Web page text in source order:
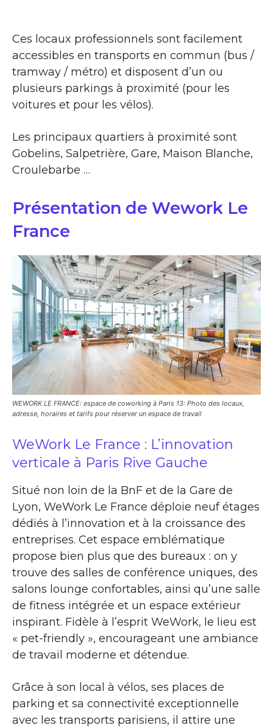
Ces locaux professionnels sont facilement
accessibles en transports en commun (bus /
tramway / métro) et disposent d’un ou
plusieurs parkings à proximité (pour les
voitures et pour les vélos).
Les principaux quartiers à proximité sont
Gobelins, Salpetrière, Gare, Maison Blanche,
Croulebarbe …
Présentation de Wework Le
France
WEWORK LE FRANCE: espace de coworking à Paris 13: Photo des locaux,
adresse, horaires et tarifs pour réserver un espace de travail
WeWork Le France : L’innovation
verticale à Paris Rive Gauche
Situé non loin de la BnF et de la Gare de
Lyon, WeWork Le France déploie neuf étages
dédiés à l’innovation et à la croissance des
entreprises. Cet espace emblématique
propose bien plus que des bureaux : on y
trouve des salles de conférence uniques, des
salons lounge confortables, ainsi qu’une salle
de fitness intégrée et un espace extérieur
inspirant. Fidèle à l’esprit WeWork, le lieu est
« pet-friendly », encourageant une ambiance
de travail moderne et détendue.
Grâce à son local à vélos, ses places de
parking et sa connectivité exceptionnelle
avec les transports parisiens, il attire une